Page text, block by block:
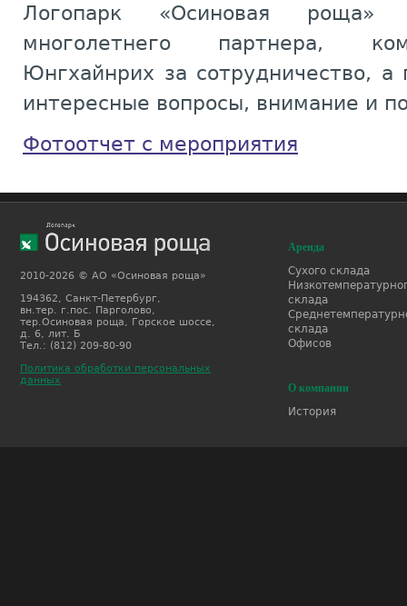
Логопарк «Осиновая роща»
многолетнего партнера,
Юнгхайнрих за сотрудничество, а
интересные вопросы, внимание и
Фотоотчет с мероприятия
2010-2026 © АО «Осиновая роща»
194362, Санкт-Петербург,
вн.тер. г.пос. Парголово,
тер.Осиновая роща, Горское шоссе,
д. 6, лит. Б
Тел.: (812) 209-80-90
Политика обработки персональных
данных
Аренда
Сухого склада
склада
склада
Офисов
О компании
История